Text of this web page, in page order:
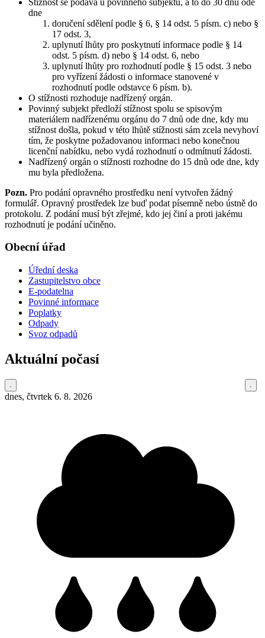
dne
doručení sdělení podle § 6, § 14 odst. 5 písm. c) nebo §
17 odst. 3,
uplynutí lhůty pro poskytnutí informace podle § 14
odst. 5 písm. d) nebo § 14 odst. 6, nebo
uplynutí lhůty pro rozhodnutí podle § 15 odst. 3 nebo
pro vyřízení žádosti o informace stanovené v
rozhodnutí podle odstavce 6 písm. b).
O stížnosti rozhoduje nadřízený orgán.
Povinný subjekt předloží stížnost spolu se spisovým
materiálem nadřízenému orgánu do 7 dnů ode dne, kdy mu
stížnost došla, pokud v této lhůtě stížnosti sám zcela nevyhoví
tím, že poskytne požadovanou informaci nebo konečnou
licenční nabídku, nebo vydá rozhodnutí o odmítnutí žádosti.
Nadřízený orgán o stížnosti rozhodne do 15 dnů ode dne, kdy
mu byla předložena.
Pozn. Pro podání opravného prostředku není vytvořen žádný
formulář. Opravný prostředek lze buď podat písemně nebo ústně do
protokolu. Z podání musí být zřejmé, kdo jej činí a proti jakému
rozhodnutí je podání učiněno.
Obecní úřad
Úřední deska
Zastupitelstvo obce
E-podatelna
Povinné informace
Poplatky
Odpady
Svoz odpadů
Aktuální počasí
dnes, čtvrtek 6. 8. 2026